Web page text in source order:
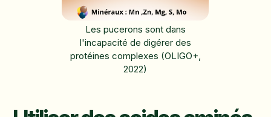
Les pucerons sont dans
l'incapacité de digérer des
protéines complexes (OLIGO+,
2022)